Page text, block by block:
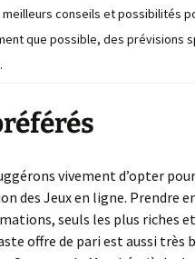
conseils et possibilités
que possible, des prévisions
vivement d’opter
des Jeux en ligne. Prendre
seuls les plus riches
offre de pari est aussi très